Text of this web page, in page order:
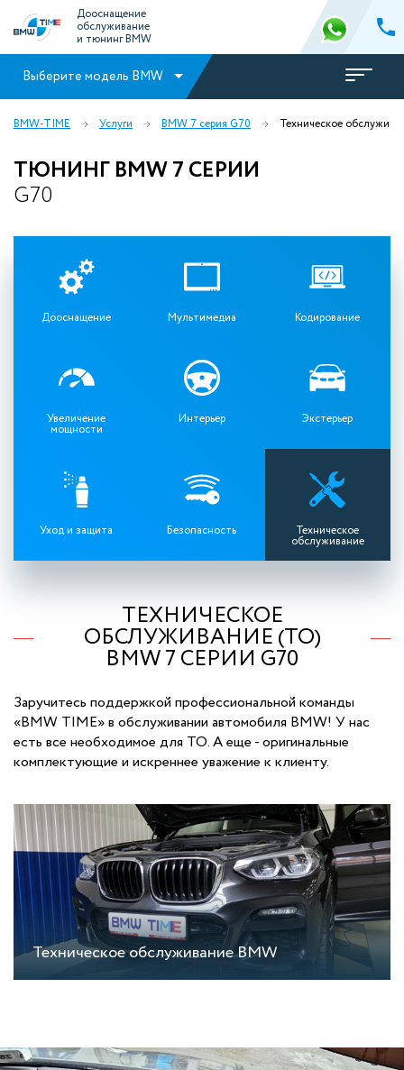
Дооснащение
обслуживание
и тюнинг BMW
Выберите модель BMW
BMW-TIME Услуги BMW 7 серия G70 Техническое
ТЮНИНГ BMW 7 СЕРИИ
G70
Дооснащение Мультимедиа Кодирование
Увеличение
мощности
Интерьер Экстерьер
Уход и защита Безопасность Техническое
обслуживание
ТЕХНИЧЕСКОЕ
ОБСЛУЖИВАНИЕ (ТО)
BMW 7 СЕРИИ G70
Заручитесь поддержкой профессиональной команды
«BMW TIME» в обслуживании автомобиля BMW! У нас
есть все необходимое для ТО. А еще - оригинальные
комплектующие и искреннее уважение к клиенту.
Техническое обслуживание BMW